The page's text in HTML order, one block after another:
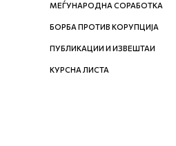
МЕЃУНАРОДНА СОРАБОТКА
БОРБА ПРОТИВ КОРУПЦИЈА
ПУБЛИКАЦИИ И ИЗВЕШТАИ
КУРСНА ЛИСТА